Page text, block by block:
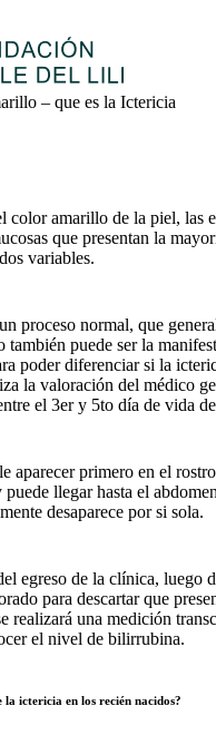
– que es la Ictericia
color amarillo de la piel, las
que presentan la
variables.
proceso normal, que
también puede ser la
poder diferenciar si la
la valoración del médico
el 3er y 5to día de vida
aparecer primero en el
puede llegar hasta el
desaparece por si sola.
egreso de la clínica, luego
para descartar que
realizará una medición
el nivel de bilirrubina.
la ictericia en los recién nacidos?